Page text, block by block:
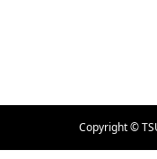
Copyright ©